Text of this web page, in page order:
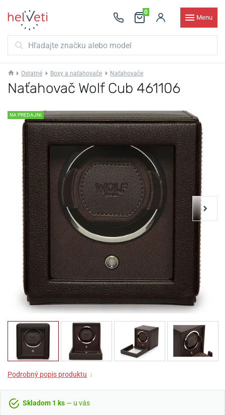
0
Menu
Ostatné Boxy a naťahovače Naťahovače
Naťahovač Wolf Cub 461106
NA PREDAJNI
Podrobný popis produktu ↓
Skladom 1 ks — u vás